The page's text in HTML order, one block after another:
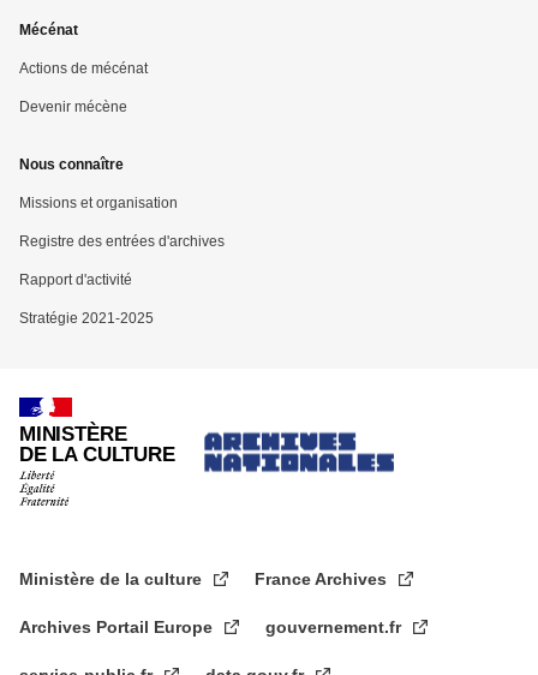
Mécénat
Actions de mécénat
Devenir mécène
Nous connaître
Missions et organisation
Registre des entrées d'archives
Rapport d'activité
Stratégie 2021-2025
MINISTÈRE
DE LA CULTURE
Ministère de la culture France Archives
Archives Portail Europe gouvernement.fr